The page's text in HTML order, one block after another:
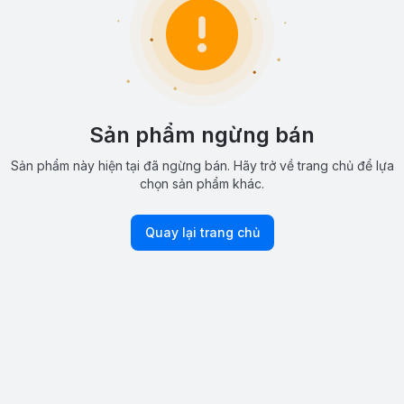
Sản phẩm ngừng bán
Sản phẩm này hiện tại đã ngừng bán. Hãy trở về trang chủ để lựa
chọn sản phẩm khác.
Quay lại trang chủ